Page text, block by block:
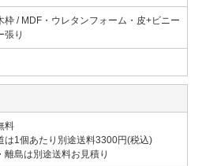
枠 / MDF・ウレタンフォーム・皮+ビニー
張り
料
1個あたり別途送料3300円(税込)
島は別途送料お見積り